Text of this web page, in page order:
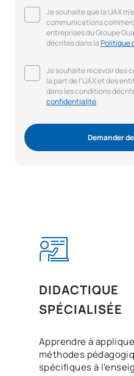
Je souhaite que la UAX
communications
entreprises du Groupe
décrites dans laPolitique
Je souhaite recevoir des
la part de l'UAX et des
dans les conditions
confidentialité.
Demander
DIDACTIQUE
SPÉCIALISÉE
Apprendre à
méthodes
spécifiques à